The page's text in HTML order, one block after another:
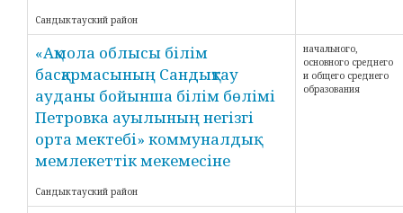
Сандыктауский район
«Ақмола облысы білім
басқармасының Сандықтау
ауданы бойынша білім бөлімі
Петровка ауылының негізгі
орта мектебі» коммуналдық
мемлекеттік мекемесіне
Сандыктауский район
начального,
основного среднего
и общего среднего
образования